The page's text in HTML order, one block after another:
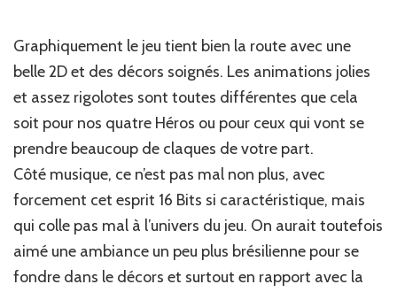
Graphiquement le jeu tient bien la route avec une
belle 2D et des décors soignés. Les animations jolies
et assez rigolotes sont toutes différentes que cela
soit pour nos quatre Héros ou pour ceux qui vont se
prendre beaucoup de claques de votre part.
Côté musique, ce n’est pas mal non plus, avec
forcement cet esprit 16 Bits si caractéristique, mais
qui colle pas mal à l’univers du jeu. On aurait toutefois
aimé une ambiance un peu plus brésilienne pour se
fondre dans le décors et surtout en rapport avec la